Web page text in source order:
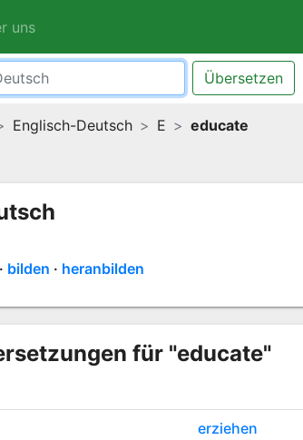
uns
Übersetzen
Englisch-Deutsch E educate
bilden heranbilden
für "educate"
erziehen